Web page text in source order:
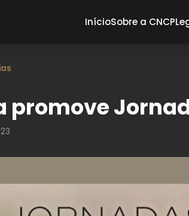
InícioSobre a CNCP
promove